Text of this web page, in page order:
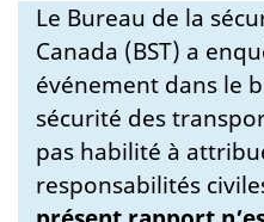
Le Bureau de la
Canada (BST) a
événement dans le
sécurité des
pas habilité à
responsabilités